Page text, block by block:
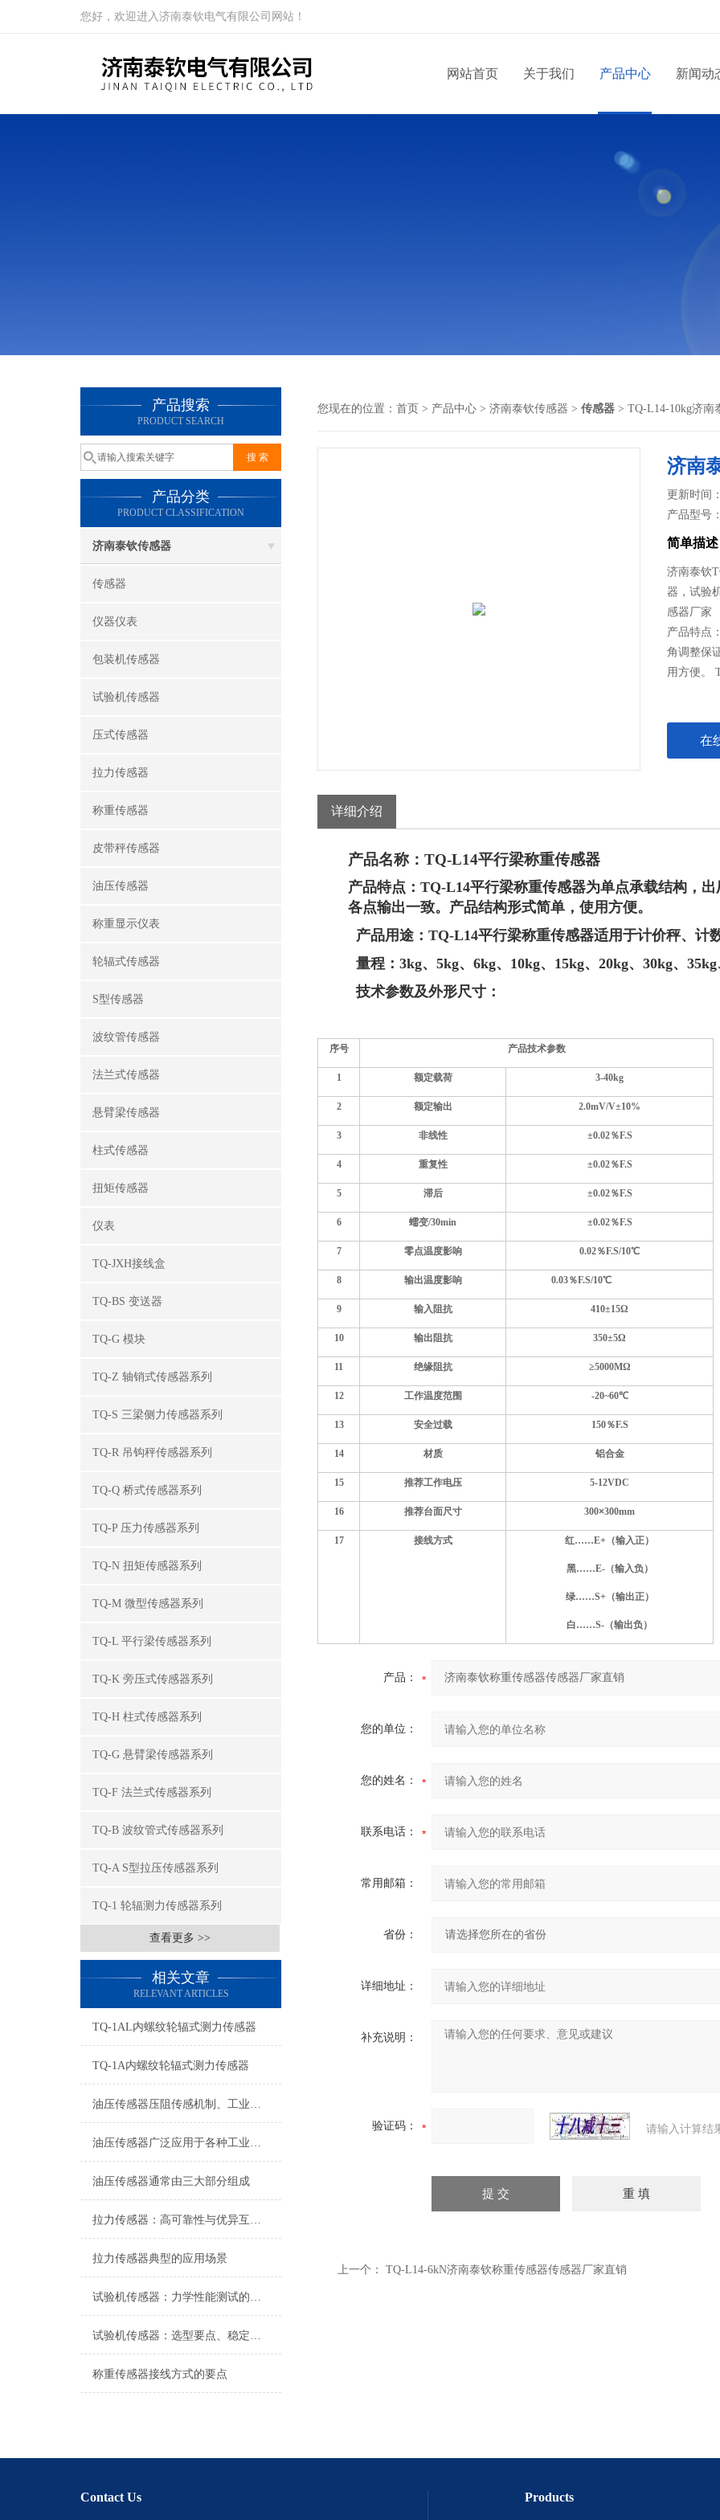
您好，欢迎进入济南泰钦电气有限公司网站！
网站首页 关于我们 产品中心 新闻动
产品搜索
PRODUCT SEARCH
产品分类
PRODUCT CLASSIFICATION
济南泰钦传感器
传感器
仪器仪表
包装机传感器
试验机传感器
压式传感器
拉力传感器
称重传感器
皮带秤传感器
油压传感器
称重显示仪表
轮辐式传感器
S型传感器
波纹管传感器
法兰式传感器
悬臂梁传感器
柱式传感器
扭矩传感器
仪表
TQ-JXH接线盒
TQ-BS 变送器
TQ-G 模块
TQ-Z 轴销式传感器系列
TQ-S 三梁侧力传感器系列
TQ-R 吊钩秤传感器系列
TQ-Q 桥式传感器系列
TQ-P 压力传感器系列
TQ-N 扭矩传感器系列
TQ-M 微型传感器系列
TQ-L 平行梁传感器系列
TQ-K 旁压式传感器系列
TQ-H 柱式传感器系列
TQ-G 悬臂梁传感器系列
TQ-F 法兰式传感器系列
TQ-B 波纹管式传感器系列
TQ-A S型拉压传感器系列
TQ-1 轮辐测力传感器系列
查看更多 >>
相关文章
RELEVANT ARTICLES
TQ-1AL内螺纹轮辐式测力传感器
TQ-1A内螺纹轮辐式测力传感器
油压传感器压阻传感机制、工业工况适配与标准化运维管理
油压传感器广泛应用于各种工业自控环境
油压传感器通常由三大部分组成
拉力传感器：高可靠性与优异互换性的技术解析
拉力传感器典型的应用场景
试验机传感器：力学性能测试的核心组件解析
试验机传感器：选型要点、稳定性及分类详解
称重传感器接线方式的要点
您现在的位置： 首页 > 产品中心 > 济南泰钦传感器 > 传感器 > TQ-L14-10kg济南
济南
更新时间
产品型号
简单描述
济南泰钦
器，试验
感器厂家
产品特点
角调整保
用方便。
在
详细介绍
产品名称： TQ-L14平行梁称重传感器
产品特点： TQ-L14平行梁称重传感器为单点承载结构，
各点输出一致。产品结构形式简单，使用方便。
产品用途： TQ-L14平行梁称重传感器适用于计价秤、计
量程： 3kg、 5kg、 6kg、 10kg、 15kg、 20kg、 30kg、
技术参数及外形尺寸：
序号 产品技术参数
1 额定载荷 3-40kg
2 额定输出 2.0mV/V±10%
3 非线性 ±0.02％F.S
4 重复性 ±0.02％F.S
5 滞后 ±0.02％F.S
6 蠕变/30min ±0.02％F.S
7 零点温度影响 0.02％F.S/10℃
8 输出温度影响 0.03％F.S/10℃
9 输入阻抗 410±15Ω
10 输出阻抗 350±5Ω
11 绝缘阻抗 ≥5000MΩ
12 工作温度范围 -20~60℃
13 安全过载 150％F.S
14 材质 铝合金
15 推荐工作电压 5-12VDC
16 推荐台面尺寸 300×300mm
17 接线方式 红……E+（输入正）
黑……E-（输入负）
绿……S+（输出正）
白……S-（输出负）
产品：
您的单位：
您的姓名：
联系电话：
常用邮箱：
省份：
详细地址：
补充说明：
验证码： 请输入计算结
上一个： TQ-L14-6kN济南泰钦称重传感器传感器厂家直销
Contact Us Products